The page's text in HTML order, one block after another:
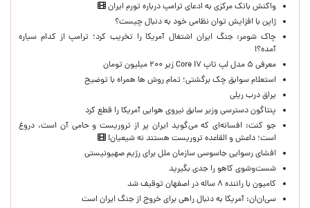
واکنش بانک مرکزی به ادعای ترامپ درباره تورم ایران
ژاپن با افزایش توان نظامی خود به دنبال چیست؟
چاک شومر: جنگ ایران اشتغال آمریکا را تخریب کرد؛ ترامپ از کدام سیاره
آمده؟!
معرفی ۵ مدل لپ تاپ Core i۷ زیر ۲۰۰ میلیون تومان
استعلام سوابق چک برگشتی؛ تمام روش ها همراه با توضیح
یراق درب ریلی
پنتاگون دسترسی وزیر سابق نیروی هوایی آمریکا را قطع کرد
جو کنت: افسانه‌ای که می‌گوید ایران پر از تروریست و حامی آن است، دروغ
است؛ داعش و القاعده تروریست هستند نه شیعیان!
افشای رسوایی جاسوسی سازمان ملل برای رژیم صهیونیستی
شست‌وشوی کاهو را جدی بگیرید
کامیون با راننده ۸ ساله در اصفهان توقیف شد
سی‌ان‌ان: آمریکا به دنبال راهی برای خروج از جنگ ایران است